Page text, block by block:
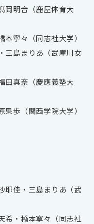
岡明音（鹿屋体育大
寧々（同志社大学）
三島まりあ（武庫川女
田真奈（慶應義塾大
歩（関西学院大学）
耶佳・三島まりあ（武
希・橋本寧々（同志社